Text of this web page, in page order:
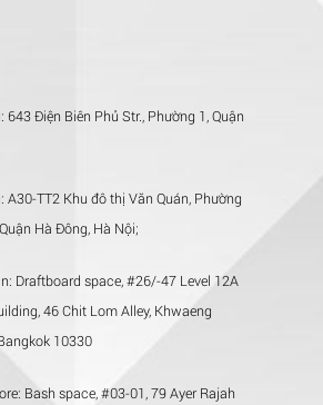
643 Điện Biên Phủ Str., Phường 1, Quận
A30-TT2 Khu đô thị Văn Quán, Phường
Hà Đông, Hà Nội;
Draftboard space, #26/-47 Level 12A
46 Chit Lom Alley, Khwaeng
10330
Bash space, #03-01, 79 Ayer Rajah